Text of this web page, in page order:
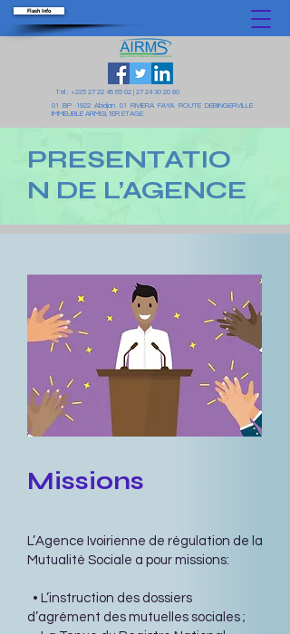
Flash Info
Tél : +225 27 22 46 65 02| 27 24 30 20 80
01 BP 1922 Abidjan 01 RIVIERA FAYA ROUTE DEBINGERVILLE
IMMEUBLE ARMISI,1ER ETAGE
PRESENTATIO
N DE L’AGENCE
Missions
L’Agence Ivoirienne de régulation de la
Mutualité Sociale a pour missions:
• L’instruction des dossiers
d’agrément des mutuelles sociales ;